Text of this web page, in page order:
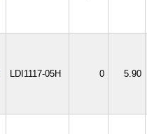
LDI1117-05H 0 5.90